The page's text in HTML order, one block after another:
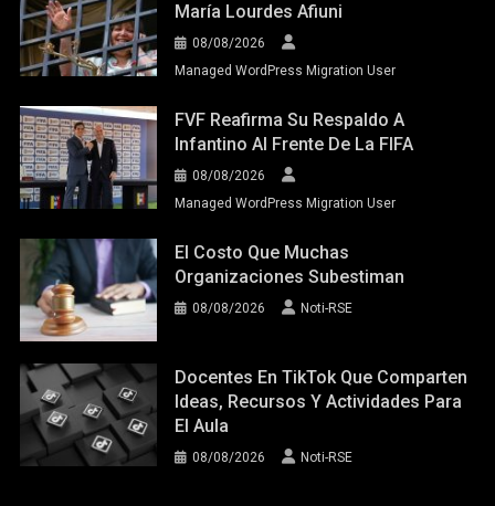
María Lourdes Afiuni
08/08/2026
Managed WordPress Migration User
FVF Reafirma Su Respaldo A
Infantino Al Frente De La FIFA
08/08/2026
Managed WordPress Migration User
El Costo Que Muchas
Organizaciones Subestiman
08/08/2026 Noti-RSE
Docentes En TikTok Que Comparten
Ideas, Recursos Y Actividades Para
El Aula
08/08/2026 Noti-RSE